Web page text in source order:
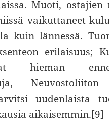
Muoti, ostajien
vaikuttaneet
kuin lännessä.
erilaisuus;
hieman
uudenlaista
aikaisemmin.[9]